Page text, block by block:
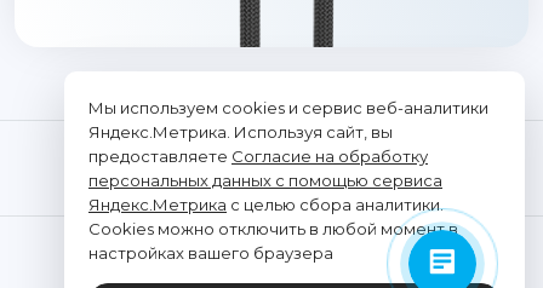
© "Vixion", 2026. Все права защищены
Мы используем cookies и сервис веб-аналитики
Яндекс.Метрика. Используя сайт, вы
предоставляете Согласие на обработку
персональных данных с помощью сервиса
Яндекс.Метрика с целью сбора аналитики.
Cookies можно отключить в любой момент в
настройках вашего браузера